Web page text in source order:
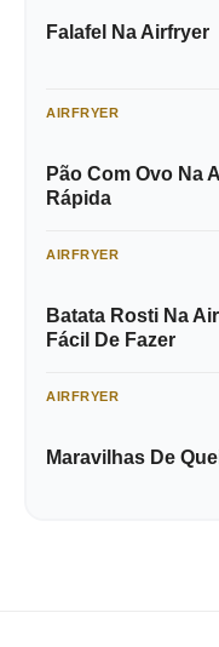
Falafel Na Airfryer
AIRFRYER
Pão Com Ovo Na
Rápida
AIRFRYER
Batata Rosti Na
Fácil De Fazer
AIRFRYER
Maravilhas De